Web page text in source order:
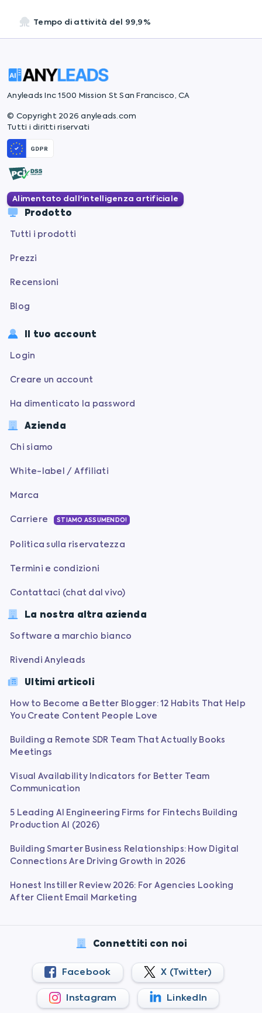
Tempo di attività del 99,9%
Anyleads Inc 1500 Mission St San Francisco, CA
© Copyright 2026 anyleads.com
Tutti i diritti riservati
Alimentato dall'intelligenza artificiale
Prodotto
Tutti i prodotti
Prezzi
Recensioni
Blog
Il tuo account
Login
Creare un account
Ha dimenticato la password
Azienda
Chi siamo
White-label / Affiliati
Marca
Carriere STIAMO ASSUMENDO!
Politica sulla riservatezza
Termini e condizioni
Contattaci (chat dal vivo)
La nostra altra azienda
Software a marchio bianco
Rivendi Anyleads
Ultimi articoli
How to Become a Better Blogger: 12 Habits That Help
You Create Content People Love
Building a Remote SDR Team That Actually Books
Meetings
Visual Availability Indicators for Better Team
Communication
5 Leading AI Engineering Firms for Fintechs Building
Production AI (2026)
Building Smarter Business Relationships: How Digital
Connections Are Driving Growth in 2026
Honest Instiller Review 2026: For Agencies Looking
After Client Email Marketing
Connettiti con noi
Facebook X (Twitter)
Instagram LinkedIn